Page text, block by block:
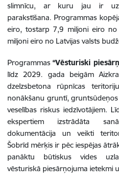
slimnīcu, ar kuru jau ir
parakstīšana. Programmas
eiro, tostarp 7,9 miljoni eiro no
miljoni eiro no Latvijas valsts
Programmas“Vēsturiski
līdz 2029. gada beigām
dzelzsbetona rūpnīcas
nonākšanu gruntī,
veselības riskus iedzīvotājiem.
ekspertiem izstrādāta
dokumentācija un veikti
Šobrīd mērķis ir pēc iespējas
panāktu būtiskus vides
vēsturiskā piesārņojuma ietekmi